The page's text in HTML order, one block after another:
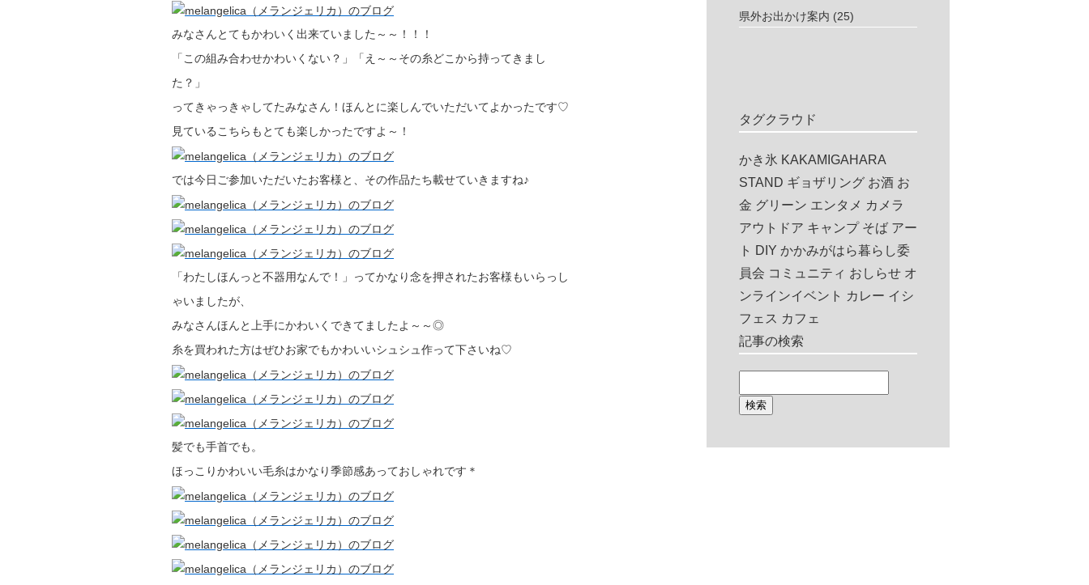
みなさんとてもかわいく出来ていました～～！！！
「この組み合わせかわいくない？」「え～～その糸どこから持ってきまし
た？」
ってきゃっきゃしてたみなさん！ほんとに楽しんでいただいてよかったです♡
見ているこちらもとても楽しかったですよ～！
では今日ご参加いただいたお客様と、その作品たち載せていきますね♪
「わたしほんっと不器用なんで！」ってかなり念を押されたお客様もいらっし
ゃいましたが、
みなさんほんと上手にかわいくできてましたよ～～◎
糸を買われた方はぜひお家でもかわいいシュシュ作って下さいね♡
髪でも手首でも。
ほっこりかわいい毛糸はかなり季節感あっておしゃれです＊
県外お出かけ案内 (25)
タグクラウド
かき氷 KAKAMIGAHARA
STAND ギョザリング お酒 お
金 グリーン エンタメ カメラ
アウトドア キャンプ そば アー
ト DIY かかみがはら暮らし委
員会 コミュニティ おしらせ オ
ンラインイベント カレー イシ
フェス カフェ
記事の検索